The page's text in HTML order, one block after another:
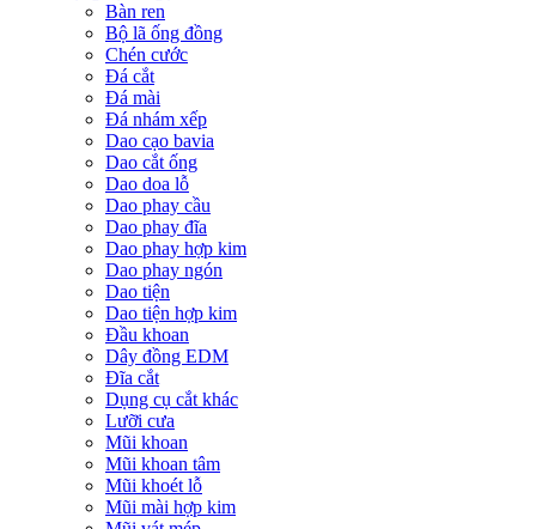
Bàn ren
Bộ lã ống đồng
Chén cước
Đá cắt
Đá mài
Đá nhám xếp
Dao cạo bavia
Dao cắt ống
Dao doa lỗ
Dao phay cầu
Dao phay đĩa
Dao phay hợp kim
Dao phay ngón
Dao tiện
Dao tiện hợp kim
Đầu khoan
Dây đồng EDM
Đĩa cắt
Dụng cụ cắt khác
Lưỡi cưa
Mũi khoan
Mũi khoan tâm
Mũi khoét lỗ
Mũi mài hợp kim